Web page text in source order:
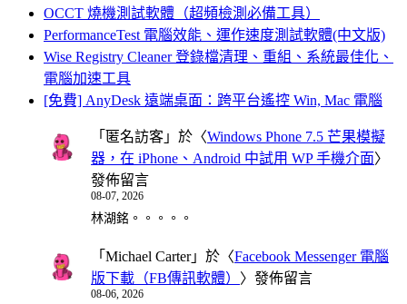
OCCT 燒機測試軟體（超頻檢測必備工具）
PerformanceTest 電腦效能、運作速度測試軟體(中文版)
Wise Registry Cleaner 登錄檔清理、重組、系統最佳化、
電腦加速工具
[免費] AnyDesk 遠端桌面：跨平台遙控 Win, Mac 電腦
「 匿名訪客 」於〈Windows Phone 7.5 芒果模擬
器，在 iPhone、Android 中試用 WP 手機介面〉
發佈留言
08-07, 2026
林湖銘。。。。。
「 Michael Carter」於〈Facebook Messenger 電腦
版下載（FB傳訊軟體） 〉發佈留言
08-06, 2026